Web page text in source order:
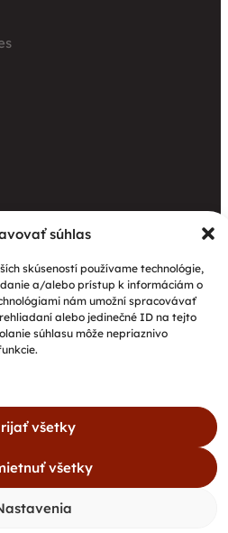
súhlas
skúseností používame technológie,
a/alebo prístup k informáciám o
nám umožní spracovávať
alebo jedinečné ID na tejto
súhlasu môže nepriaznivo
všetky
všetky
Spišskej katolíckej
charity prinieslo
aj propagáciu
seniorom radosť,
charita.